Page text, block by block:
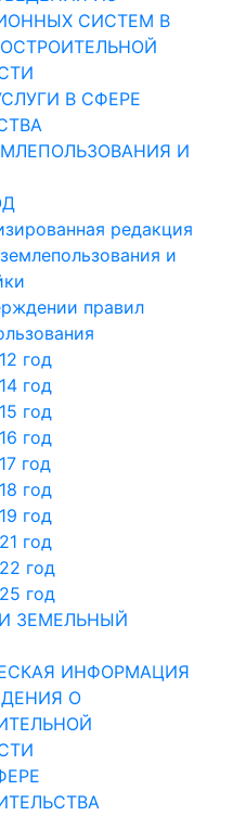
СИСТЕМ В
В СФЕРЕ
И
редакция
и
правил
год
год
год
год
год
год
год
год
год
год
ЗЕМЕЛЬНЫЙ
ИНФОРМАЦИЯ
О